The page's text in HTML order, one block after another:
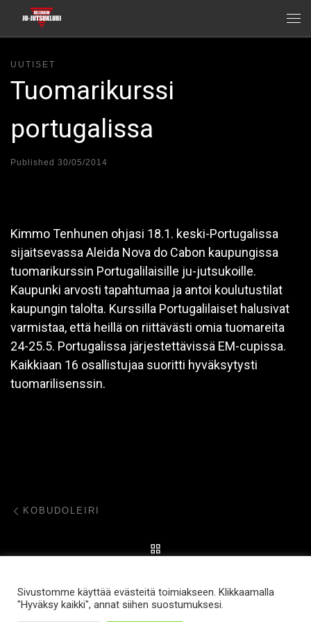
Skip to content
UUTISET
Tuomarikurssi
portugalissa
Published 30/05/2014
Kimmo Tenhunen ohjasi 18.1. keski-Portugalissa
sijaitsevassa Aleida Nova do Cabon kaupungissa
tuomarikurssin Portugalilaisille ju-jutsukoille.
Kaupunki arvosti tapahtumaa ja antoi koulutustilat
kaupungin talolta. Kurssilla Portugalilaiset halusivat
varmistaa, että heillä on riittävästi omia tuomareita
24-25.5. Portugalissa järjestettävissä EM-cupissa.
Kaikkiaan 16 osallistujaa suoritti hyväksytysti
tuomarilisenssin.
Post navigation
KOBUDOLEIRI
Sivustomme käyttää evästeitä toimiakseen. Klikkaamalla
"Hyväksy kaikki", annat siihen suostumuksesi.